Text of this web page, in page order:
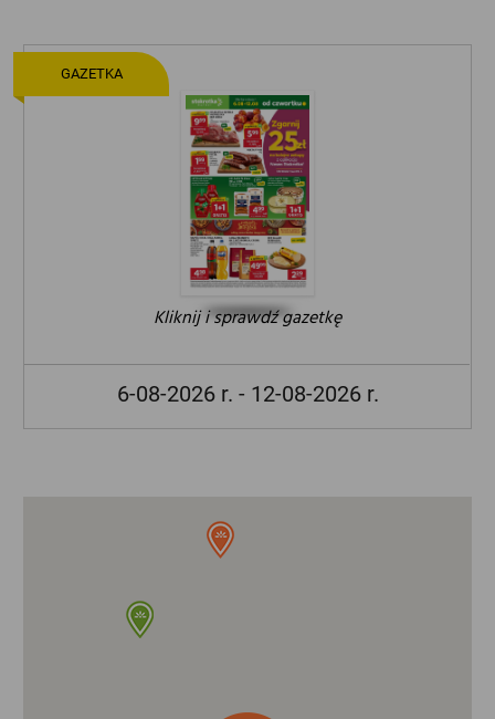
Kliknij i sprawdź gazetkę
6-08-2026 r. - 12-08-2026 r.
GAZETKA